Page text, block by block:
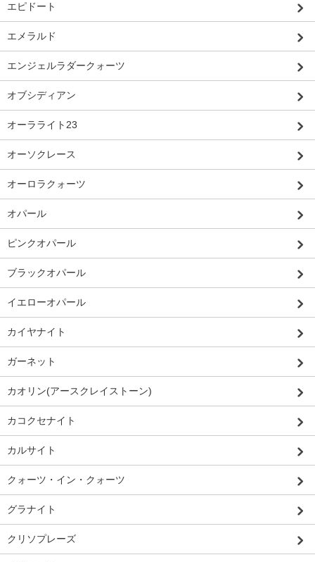
エピドート
エメラルド
エンジェルラダークォーツ
オブシディアン
オーラライト23
オーソクレース
オーロラクォーツ
オパール
ピンクオパール
ブラックオパール
イエローオパール
カイヤナイト
ガーネット
カオリン(アースクレイストーン)
カコクセナイト
カルサイト
クォーツ・イン・クォーツ
グラナイト
クリソプレーズ